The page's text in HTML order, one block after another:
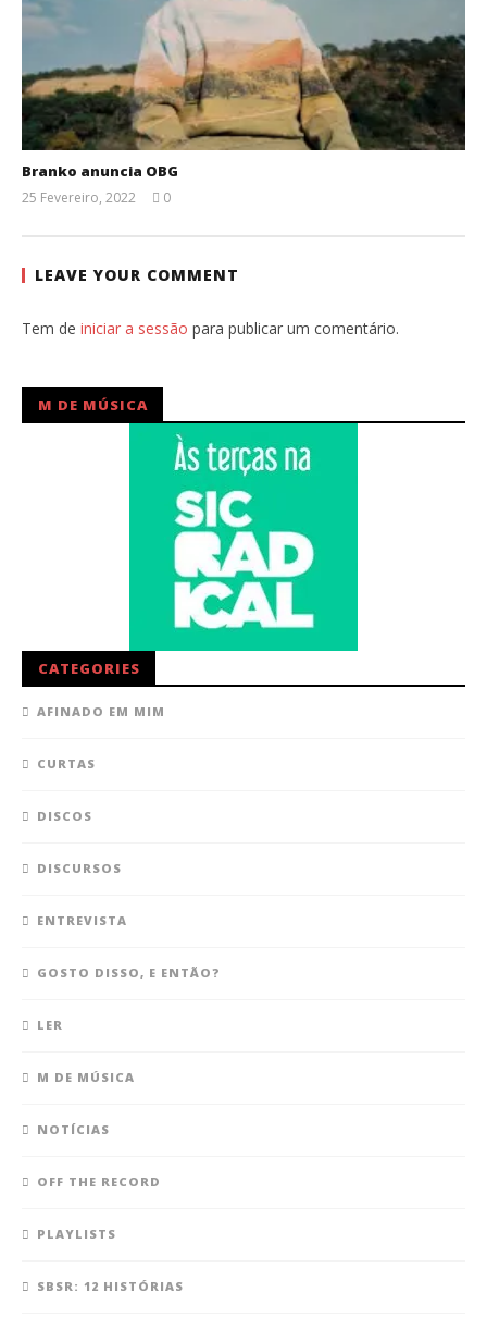
Branko anuncia OBG
25 Fevereiro, 2022
Ventura
0
LEAVE YOUR COMMENT
Tem de iniciar a sessão para publicar um comentário.
M DE MÚSICA
CATEGORIES
AFINADO EM MIM
CURTAS
DISCOS
DISCURSOS
ENTREVISTA
GOSTO DISSO, E ENTÃO?
LER
M DE MÚSICA
NOTÍCIAS
OFF THE RECORD
PLAYLISTS
SBSR: 12 HISTÓRIAS